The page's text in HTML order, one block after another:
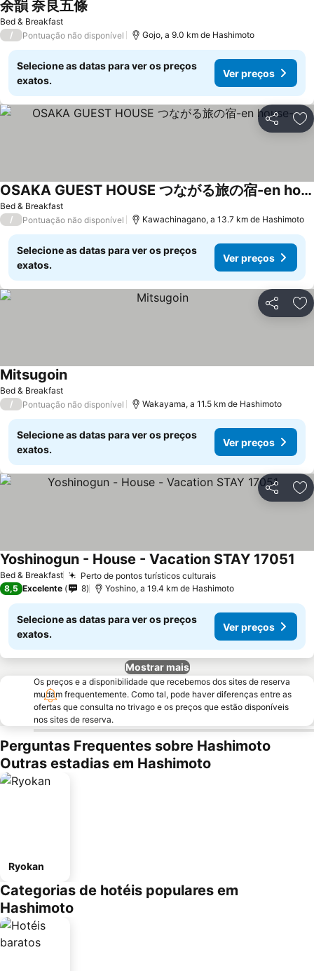
Bed & Breakfast
余韻 奈良五條
/ Pontuação não disponível Gojo, a 9.0 km de Hashimoto
Selecione as datas para ver os preços
exatos.
Ver preços
Partilhar
Bed & Breakfast
OSAKA GUEST HOUSE つながる旅の宿-en house-
/ Pontuação não disponível Kawachinagano, a 13.7 km de Hashimoto
Selecione as datas para ver os preços
exatos.
Ver preços
Partilhar
Bed & Breakfast
Mitsugoin
/ Pontuação não disponível Wakayama, a 11.5 km de Hashimoto
Selecione as datas para ver os preços
exatos.
Ver preços
Partilhar
Bed & Breakfast Perto de pontos turísticos culturais
Yoshinogun - House - Vacation STAY 17051
8,5 Excelente 8 Yoshino, a 19.4 km de Hashimoto
Selecione as datas para ver os preços
exatos.
Ver preços
Mostrar mais
Os preços e a disponibilidade que recebemos dos sites de reserva
mudam frequentemente. Como tal, pode haver diferenças entre as
ofertas que consulta no trivago e os preços que estão disponíveis
nos sites de reserva.
Perguntas Frequentes sobre Hashimoto
Outras estadias em Hashimoto
Ryokan
Categorias de hotéis populares em
Hashimoto